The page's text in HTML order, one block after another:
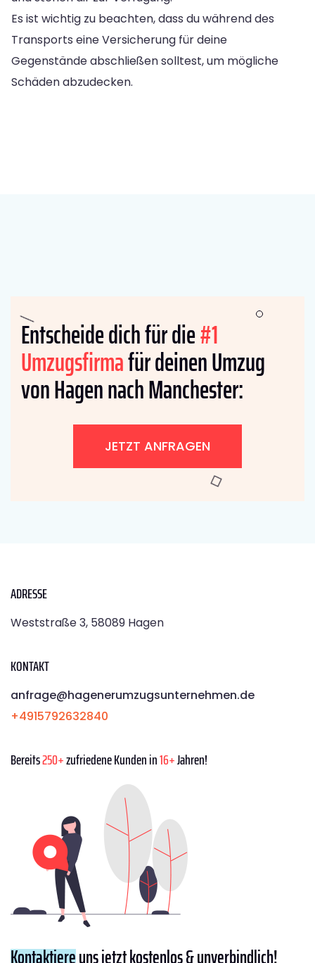
Es ist wichtig zu beachten, dass du während des
Transports eine Versicherung für deine
Gegenstände abschließen solltest, um mögliche
Schäden abzudecken.
Entscheide dich für die#1
Umzugsfirmafür deinen Umzug
von Hagen nach Manchester:
JETZT ANFRAGEN
ADRESSE
Weststraße 3, 58089 Hagen
KONTAKT
anfrage@hagenerumzugsunternehmen.de
+4915792632840
Bereits250+zufriedene Kunden in16+Jahren!
Kontaktiereuns jetzt kostenlos & unverbindlich!